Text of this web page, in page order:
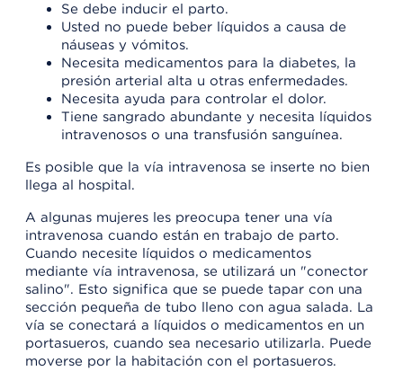
Se debe inducir el parto.
Usted no puede beber líquidos a causa de
náuseas y vómitos.
Necesita medicamentos para la diabetes, la
presión arterial alta u otras enfermedades.
Necesita ayuda para controlar el dolor.
Tiene sangrado abundante y necesita líquidos
intravenosos o una transfusión sanguínea.
Es posible que la vía intravenosa se inserte no bien
llega al hospital.
A algunas mujeres les preocupa tener una vía
intravenosa cuando están en trabajo de parto.
Cuando necesite líquidos o medicamentos
mediante vía intravenosa, se utilizará un "conector
salino". Esto significa que se puede tapar con una
sección pequeña de tubo lleno con agua salada. La
vía se conectará a líquidos o medicamentos en un
portasueros, cuando sea necesario utilizarla. Puede
moverse por la habitación con el portasueros.